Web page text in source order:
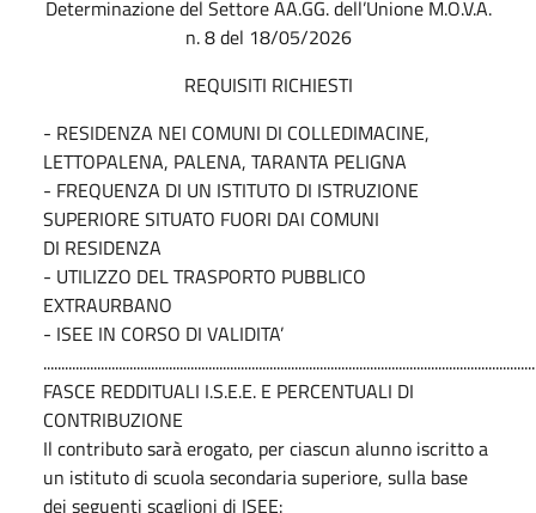
Determinazione del Settore AA.GG. dell’Unione M.O.V.A.
n. 8 del 18/05/2026
REQUISITI RICHIESTI
- RESIDENZA NEI COMUNI DI COLLEDIMACINE,
LETTOPALENA, PALENA, TARANTA PELIGNA
- FREQUENZA DI UN ISTITUTO DI ISTRUZIONE
SUPERIORE SITUATO FUORI DAI COMUNI
DI RESIDENZA
- UTILIZZO DEL TRASPORTO PUBBLICO
EXTRAURBANO
- ISEE IN CORSO DI VALIDITA’
FASCE REDDITUALI I.S.E.E. E PERCENTUALI DI
CONTRIBUZIONE
Il contributo sarà erogato, per ciascun alunno iscritto a
un istituto di scuola secondaria superiore, sulla base
dei seguenti scaglioni di ISEE: